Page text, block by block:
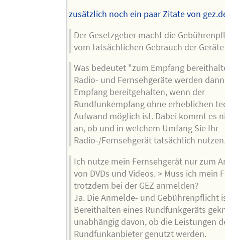
zusätzlich noch ein paar Zitate von
Der Gesetzgeber macht die
vom tatsächlichen Gebrauch der
Was bedeutet "zum Empfang
Radio- und Fernsehgeräte werden
Empfang bereitgehalten, wenn der
Rundfunkempfang ohne erheblichen
Aufwand möglich ist. Dabei kommt es
an, ob und in welchem Umfang Sie Ihr
Radio-/Fernsehgerät tatsächlich
Ich nutze mein Fernsehgerät nur zum
von DVDs und Videos. > Muss ich mein
trotzdem bei der GEZ anmelden?
Ja. Die Anmelde- und Gebührenpflicht
Bereithalten eines Rundfunkgeräts
unabhängig davon, ob die Leistungen
Rundfunkanbieter genutzt werden.